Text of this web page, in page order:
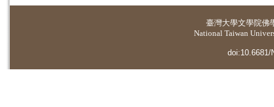
臺灣大學文學院佛
National Taiwan
doi:10.6681/